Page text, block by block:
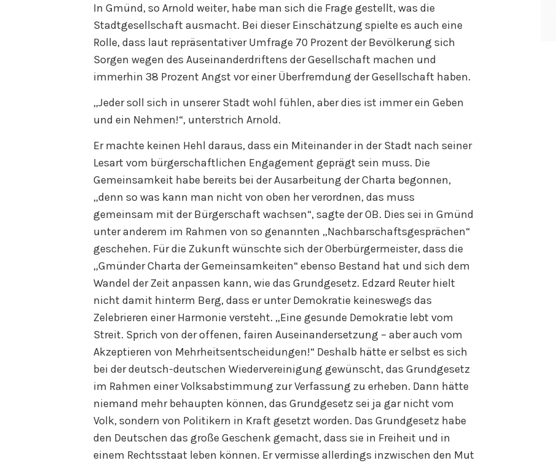
In Gmünd, so Arnold weiter, habe man sich die Frage gestellt, was die
Stadtgesellschaft ausmacht. Bei dieser Einschätzung spielte es auch eine
Rolle, dass laut repräsentativer Umfrage 70 Prozent der Bevölkerung sich
Sorgen wegen des Auseinanderdriftens der Gesellschaft machen und
immerhin 38 Prozent Angst vor einer Überfremdung der Gesellschaft haben.
„Jeder soll sich in unserer Stadt wohl fühlen, aber dies ist immer ein Geben
und ein Nehmen!“, unterstrich Arnold.
Er machte keinen Hehl daraus, dass ein Miteinander in der Stadt nach seiner
Lesart vom bürgerschaftlichen Engagement geprägt sein muss. Die
Gemeinsamkeit habe bereits bei der Ausarbeitung der Charta begonnen,
„denn so was kann man nicht von oben her verordnen, das muss
gemeinsam mit der Bürgerschaft wachsen“, sagte der OB. Dies sei in Gmünd
unter anderem im Rahmen von so genannten „Nachbarschaftsgesprächen“
geschehen. Für die Zukunft wünschte sich der Oberbürgermeister, dass die
„Gmünder Charta der Gemeinsamkeiten“ ebenso Bestand hat und sich dem
Wandel der Zeit anpassen kann, wie das Grundgesetz. Edzard Reuter hielt
nicht damit hinterm Berg, dass er unter Demokratie keineswegs das
Zelebrieren einer Harmonie versteht. „Eine gesunde Demokratie lebt vom
Streit. Sprich von der offenen, fairen Auseinandersetzung – aber auch vom
Akzeptieren von Mehrheitsentscheidungen!“ Deshalb hätte er selbst es sich
bei der deutsch-deutschen Wiedervereinigung gewünscht, das Grundgesetz
im Rahmen einer Volksabstimmung zur Verfassung zu erheben. Dann hätte
niemand mehr behaupten können, das Grundgesetz sei ja gar nicht vom
Volk, sondern von Politikern in Kraft gesetzt worden. Das Grundgesetz habe
den Deutschen das große Geschenk gemacht, dass sie in Freiheit und in
einem Rechtsstaat leben können. Er vermisse allerdings inzwischen den Mut